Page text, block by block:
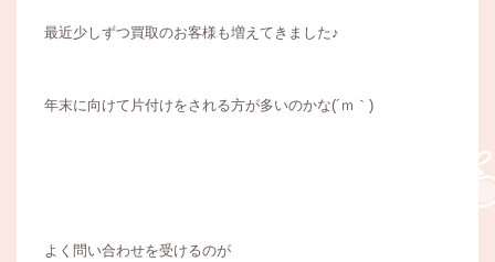
最近少しずつ買取のお客様も増えてきました♪
年末に向けて片付けをされる方が多いのかな(´ｍ｀)
よく問い合わせを受けるのが